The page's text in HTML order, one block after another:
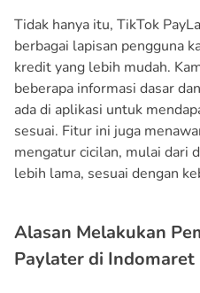
Tidak hanya itu, TikTok
berbagai lapisan pengguna
kredit yang lebih mudah.
beberapa informasi dasar
ada di aplikasi untuk
sesuai. Fitur ini juga
mengatur cicilan, mulai dari
lebih lama, sesuai dengan
Alasan Melakukan
Paylater di Indomaret